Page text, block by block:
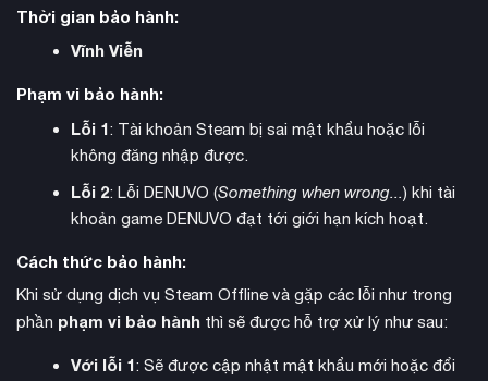
Hệ thống Path Actions được mở rộng cho phép bạn tương
trọng. Những người trọng tài sản sẽ phản ứng với Purchase
hoặc Hire, người trọng sức mạnh đáp ứng với Contend hoặc
Impress, còn người coi trọng danh tiếng sẽ
Entreat và Recruittùy thuộc vào mức độ ảnh hưởng của
bạn. Bạn cũng có thể mời một số NPC chuyển đến sinh sống
Thời gian bảo hành:
Vĩnh Viễn
Phạm vi bảo hành:
Lỗi 1: Tài khoản Steam bị sai mật khẩu hoặc lỗi
không đăng nhập được.
Lỗi 2: Lỗi DENUVO (Something when wrong...) khi tài
khoản game DENUVO đạt tới giới hạn kích hoạt.
Cách thức bảo hành:
Khi sử dụng dịch vụ Steam Offline và gặp các lỗi như trong
phần phạm vi bảo hành thì sẽ được hỗ trợ xử lý như sau:
Với lỗi 1: Sẽ được cập nhật mật khẩu mới hoặc đổi